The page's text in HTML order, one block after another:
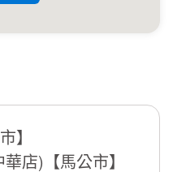
】
店)【馬公市】